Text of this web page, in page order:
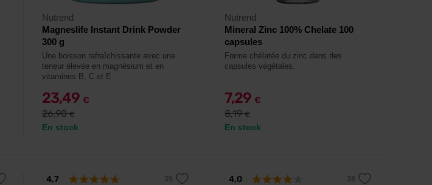
Nutrend
Magneslife Instant Drink Powder
300 g
Une boisson rafraîchissante avec une
teneur élevée en magnésium et en
vitamines B, C et E.
23,49 €
26,90€
En stock
Nutrend
Mineral Zinc 100% Chelate 100
capsules
Forme chélatée du zinc dans des
capsules végétales.
7,29 €
8,19€
En stock
4,7 4,0